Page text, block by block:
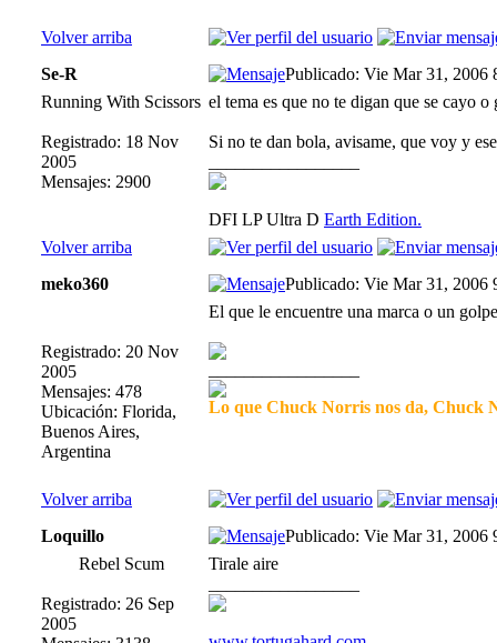
Volver arriba
Se-R
Publicado: Vie Mar 31, 2006
Running With Scissors
Registrado: 18 Nov
2005
Mensajes: 2900
el tema es que no te digan que se cayo
Si no te dan bola, avisame, que voy y
DFI LP Ultra D Earth Edition.
Volver arriba
meko360
Publicado: Vie Mar 31, 2006
Registrado: 20 Nov
2005
Mensajes: 478
Ubicación: Florida,
Buenos Aires,
Argentina
El que le encuentre una marca o un
Lo que Chuck Norris nos da, Chuck
Volver arriba
Loquillo
Publicado: Vie Mar 31, 2006
Rebel Scum
Registrado: 26 Sep
2005
Tirale aire